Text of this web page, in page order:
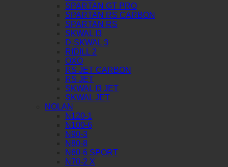
SPARTAN GT PRO
SPARTAN RS CARBON
SPARTAN RS
SKWAL I3
D-SKWAL 3
RIDILL 2
OXO
RS JET CARBON
RS JET
SKWAL I3 JET
SKWAL JET
NOLAN
N120-1
N100-6
N90-3
N80-8
N60-6 SPORT
N70-2 X